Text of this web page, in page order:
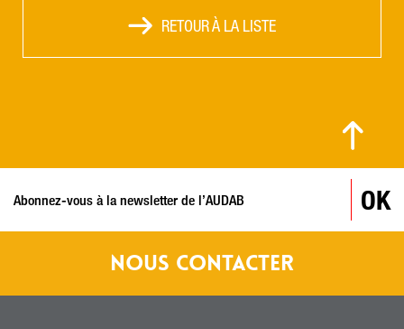
RETOUR À LA LISTE
OK
NOUS CONTACTER